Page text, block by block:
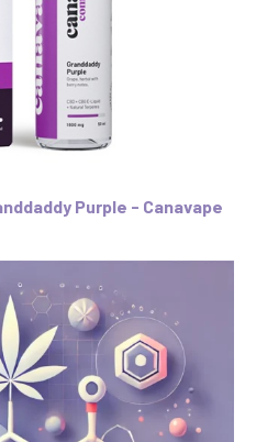
Purple - Canavape